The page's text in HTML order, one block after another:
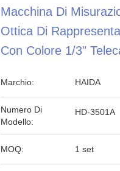
Macchina Di
Ottica Di
Con Colore 1/3"
Marchio: HAIDA
Numero Di
Modello:
HD-3501A
MOQ: 1 set